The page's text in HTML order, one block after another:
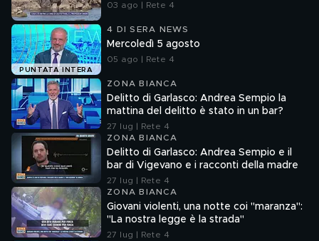
03 ago | Rete 4
PUNTATA INTERA
4 DI SERA NEWS
Mercoledì 5 agosto
05 ago | Rete 4
ZONA BIANCA
Delitto di Garlasco: Andrea Sempio la
mattina del delitto è stato in un bar?
27 lug | Rete 4
ZONA BIANCA
Delitto di Garlasco: Andrea Sempio e il
bar di Vigevano e i racconti della madre
27 lug | Rete 4
ZONA BIANCA
Giovani violenti, una notte coi "maranza":
"La nostra legge è la strada"
27 lug | Rete 4